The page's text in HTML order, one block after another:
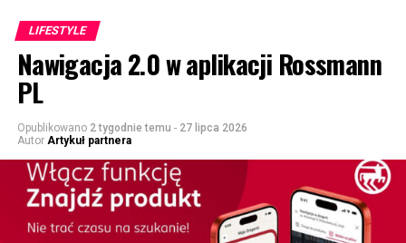
LIFESTYLE
Nawigacja 2.0 w aplikacji Rossmann
PL
Opublikowano 2 tygodnie temu - 27 lipca 2026
Autor Artykuł partnera